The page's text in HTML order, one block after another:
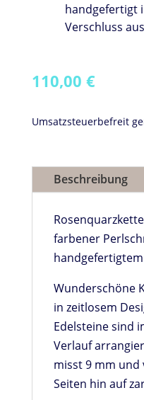
handgefertigt
Verschluss
110,00 €
Umsatzsteuerbefreit
Beschreibung
farbener
handgefertigtem
Wunderschöne
in zeitlosem
Edelsteine sind
Verlauf
misst 9 mm und
Seiten hin auf